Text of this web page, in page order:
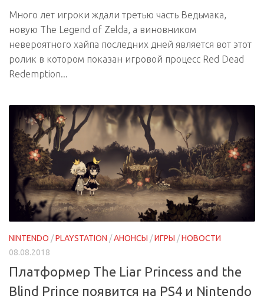
Много лет игроки ждали третью часть Ведьмака,
новую The Legend of Zelda, а виновником
невероятного хайпа последних дней является вот этот
ролик в котором показан игровой процесс Red Dead
Redemption...
NINTENDO /PLAYSTATION /АНОНСЫ /ИГРЫ /НОВОСТИ
08.08.2018
Платформер The Liar Princess and the
Blind Prince появится на PS4 и Nintendo